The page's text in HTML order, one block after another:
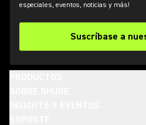
especiales, eventos, noticias y más!
Suscríbase a